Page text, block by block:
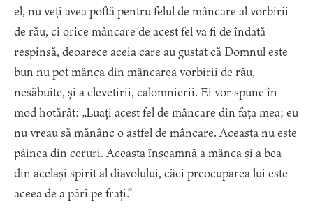
el, nu veți avea poftă pentru felul de mâncare al vorbirii
de rău, ci orice mâncare de acest fel va fi de îndată
respinsă, deoarece aceia care au gustat că Domnul este
bun nu pot mânca din mâncarea vorbirii de rău,
nesăbuite, și a clevetirii, calomnierii. Ei vor spune în
mod hotărât: „Luați acest fel de mâncare din fața mea; eu
nu vreau să mănânc o astfel de mâncare. Aceasta nu este
pâinea din ceruri. Aceasta înseamnă a mânca și a bea
din același spirit al diavolului, căci preocuparea lui este
aceea de a pârî pe frați.”